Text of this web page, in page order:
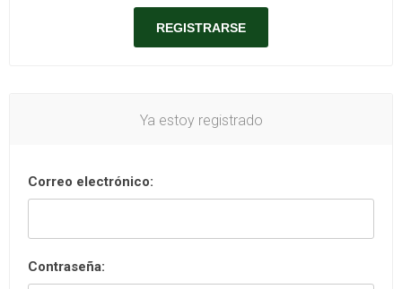
Ya estoy registrado
Correo electrónico:
Contraseña: